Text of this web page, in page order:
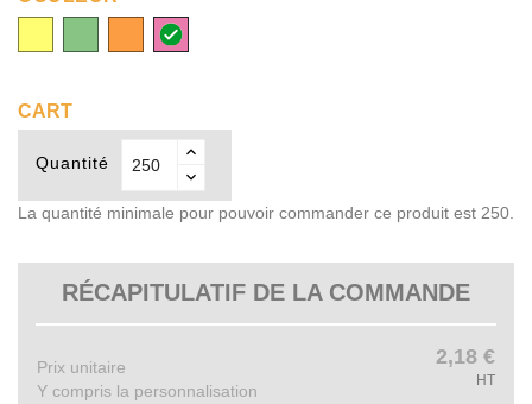
24
33
Orange
54
Pink
56
CART
Quantité
La quantité minimale pour pouvoir commander ce produit est 250.
RÉCAPITULATIF DE LA COMMANDE
Prix ​​unitaire
Y compris la personnalisation
2,18 €
HT